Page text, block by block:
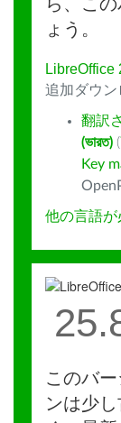
ょう。
LibreOffice
追加ダウン
翻訳
(ভারত) (
Key
他の言語が
このバー
ンは少